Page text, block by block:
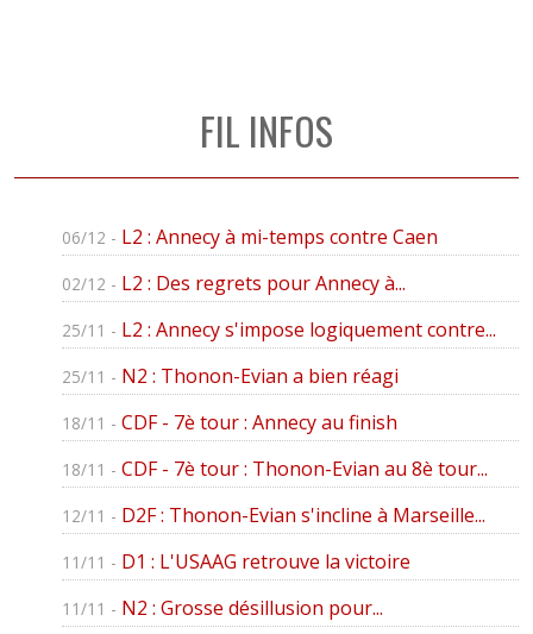
FIL INFOS
06/12 - L2 : Annecy à mi-temps contre Caen
02/12 - L2 : Des regrets pour Annecy à...
25/11 - L2 : Annecy s'impose logiquement contre...
25/11 - N2 : Thonon-Evian a bien réagi
18/11 - CDF - 7è tour : Annecy au finish
18/11 - CDF - 7è tour : Thonon-Evian au 8è tour...
12/11 - D2F : Thonon-Evian s'incline à Marseille...
11/11 - D1 : L'USAAG retrouve la victoire
11/11 - N2 : Grosse désillusion pour...